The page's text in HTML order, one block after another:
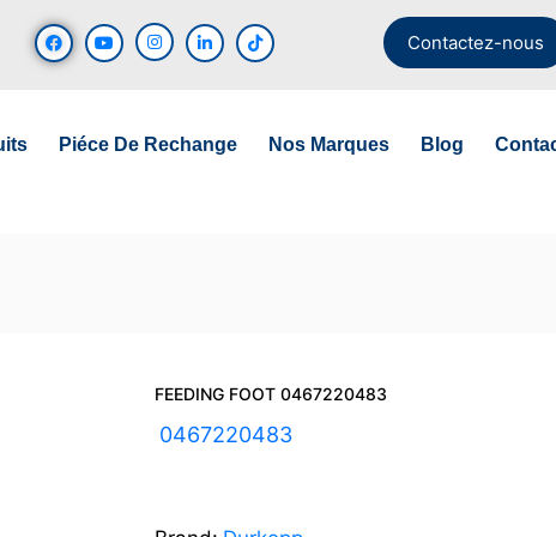
Contactez-nous
Piéce De Rechange Nos Marques Blog
FEEDING FOOT 0467220483
0467220483